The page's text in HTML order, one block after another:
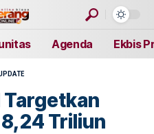
Agenda Ekbis
Targetkan
Triliun